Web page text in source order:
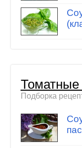
Томатные
Подборка